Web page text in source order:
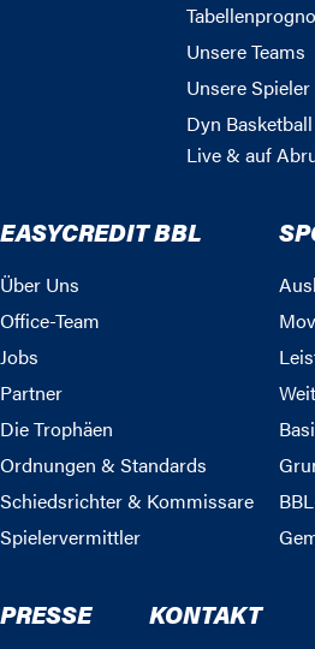
Unsere Teams
Unsere Spieler
Dyn
Live & auf
EASYCREDIT BBL
Über Uns
Office-Team
Jobs
Partner
Die Trophäen
Ordnungen & Standards
Schiedsrichter & Kommissare
Spielervermittler
PRESSE KONTAKT